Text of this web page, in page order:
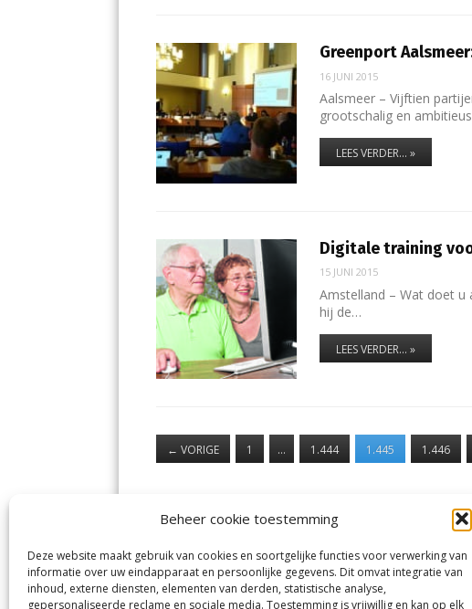
Beheer cookie toestemming
Deze website maakt gebruik van cookies en soortgelijke functies voor verwerking van
informatie over uw eindapparaat en persoonlijke gegevens. Dit omvat integratie van
inhoud, externe diensten, elementen van derden, statistische analyse,
gepersonaliseerde reclame en sociale media. Toestemming is vrijwillig en kan op elk
Greenport
16 JUNI 2015
Aalsmeer – Vijftien
grootschalig en
LEES VERDER... »
Digitale training
15 JUNI 2015
Amstelland – Wat doet u
hij de…
LEES VERDER... »
← VORIGE 1 … 1.444 1.445 1.446
De Nieuwe Meerbode
Visserstraat 10
1431 GJ Aalsmeer
0297-341900
Aalsmeer,
enOude Meer
De Ronde Venen